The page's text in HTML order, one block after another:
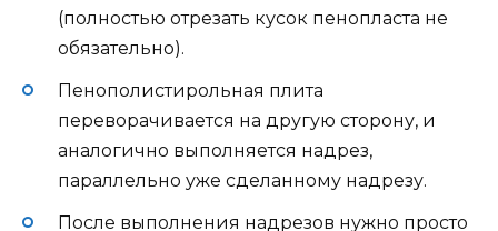
(полностью отрезать кусок пенопласта не
обязательно).
Пенополистирольная плита
переворачивается на другую сторону, и
аналогично выполняется надрез,
параллельно уже сделанному надрезу.
После выполнения надрезов нужно просто